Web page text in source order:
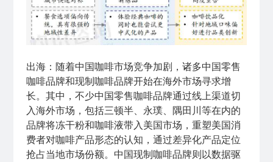
出海：随着中国咖啡市场竞争加剧，诸多中国零售
咖啡品牌和现制咖啡品牌开始在海外市场寻求增
长。其中，不少中国零售咖啡品牌通过线上渠道切
入海外市场，包括三顿半、永璞、隅田川等在内的
品牌将冻干粉和咖啡液带入美国市场，重塑美国消
费者对咖啡产品形态的认知，通过差异化产品定位
抢占当地市场份额。中国现制咖啡品牌则以数据驱